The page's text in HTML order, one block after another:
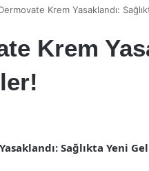
Krem Yasaklandı:
Krem
Sağlıkta Yeni